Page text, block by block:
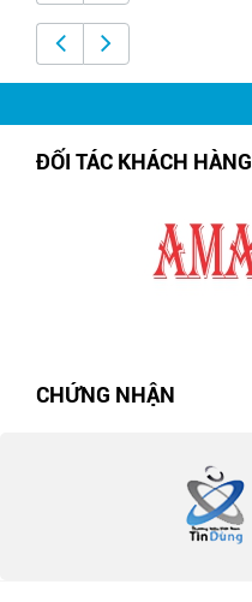
ĐỐI TÁC KHÁCH HÀNG
CHỨNG NHẬN